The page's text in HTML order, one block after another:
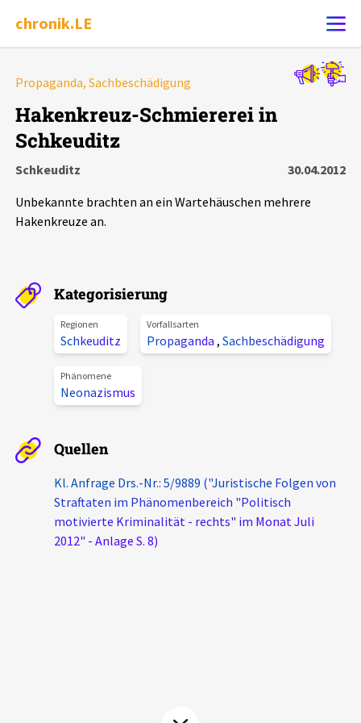
chronik.LE
Ereignis melden
Chronik
Schlaglichter
Phänomene
Aktuelles
Veranstaltungen
Pressemitteilungen
Podcasts
Kontakt
Unterstützer_innen
Propaganda, Sachbeschädigung
Hakenkreuz-Schmiererei in
Schkeuditz
Schkeuditz
30.04.2012
Unbekannte brachten an ein Wartehäuschen mehrere
Hakenkreuze an.
Kategorisierung
Regionen
Schkeuditz
Vorfallsarten
Propaganda , Sachbeschädigung
Phänomene
Neonazismus
Quellen
Kl. Anfrage Drs.-Nr.: 5/9889 ("Juristische Folgen von
Straftaten im Phänomenbereich "Politisch
motivierte Kriminalität - rechts" im Monat Juli
2012" - Anlage S. 8)
Alle Ereignisse
Ereignisse
Ereignisse